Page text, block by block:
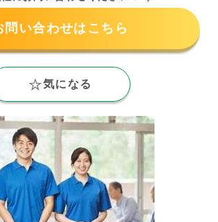
問い合わせはこちら
気になる